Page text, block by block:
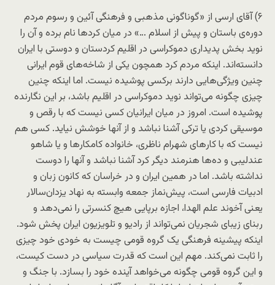
۶) آقای ارسی از «گوناگونی مذهبی و فرهنگی آئین و رسوم مردم
دوره‌ی باستان و پیش از اسلام …» در میان کردها نام برده و آن را
نوید بخش پدیداری دموکراسی در اقلیم کردستان و دوستی با ایران
دانسته‌اند. اینکه مردم کرد همچون یکی از شاخه‌های قوم ایرانی
چنین ویژگی‌هایی دارند برکسی پوشیده نیست. اما اینکه چنین
چیزی چگونه می‌تواند نوید دموکراسی در اقلیم باشد، بر این نگارنده
پوشیده است. امروز در میان ایرانیان کسی نیست که با رقص و
موسیقی کردی یا ترکی آشنا نباشد و از آنها خوشش نیاید. کسی هم
نیست که با کارهای شهرام ناظری، خانواده کامکارها و یا شاهو
عندلیبی و ده‌ها هنرمند دیگر کرد آشنا نباشد و آنها را دوست
نداشته باشد. اما در همین ایران و در خراسان که کانون زبان و
ادبیات فارسی است، پیش‌نماز جمعه وابسته به نهاد یزدان‌سالار
یعنی آخوند علم الهدا، اجازه برپایی هیچ کنسرتی را نمی‌دهد و
ربنای زیبای شجریان نمی‌‌تواند از رادیو و تلویزیون ایران پخش شود.
اینکه پیشینه فرهنگی یک گروه قومی چیست به خودی خود چیزی
را ثابت نمی‌کند. مهم این است که قدرت سیاسی در دست کیست،
و این گروه قومی چگونه می‌خواهد آینده خود را بسازد. با جنگ و